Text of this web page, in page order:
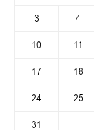
3
4
10
11
17
18
24
25
31